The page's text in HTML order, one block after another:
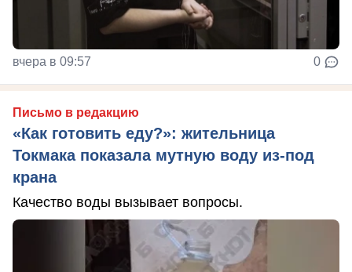
вчера в 09:57 0
Письмо в редакцию
«Как готовить еду?»: жительница
Токмака показала мутную воду из-под
крана
Качество воды вызывает вопросы.